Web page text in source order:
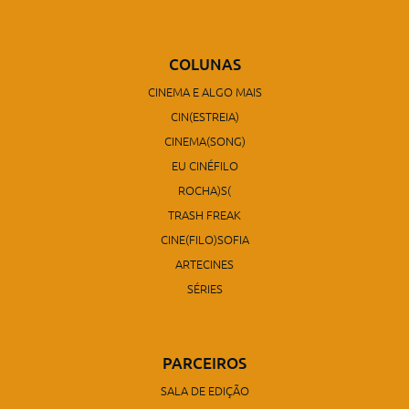
COLUNAS
CINEMA E ALGO MAIS
CIN(ESTREIA)
CINEMA(SONG)
EU CINÉFILO
ROCHA)S(
TRASH FREAK
CINE(FILO)SOFIA
ARTECINES
SÉRIES
PARCEIROS
SALA DE EDIÇÃO